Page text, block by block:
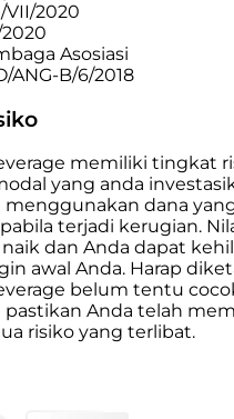
VII/2020
2020
Asosiasi
ANG-B/6/2018
memiliki tingkat
yang anda
menggunakan dana
terjadi kerugian.
dan Anda dapat
awal Anda. Harap
belum tentu
pastikan Anda telah
risiko yang terlibat.